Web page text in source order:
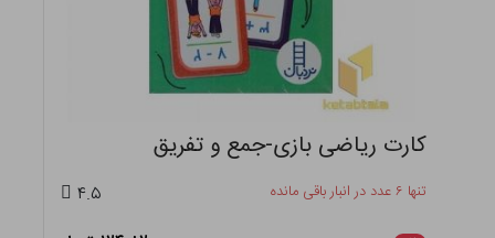
کارت ریاضی بازی-جمع و تفریق
تنها ۶ عدد در انبار باقی مانده ۴.۵